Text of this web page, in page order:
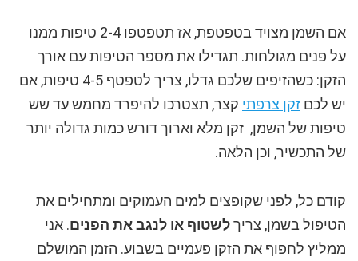
אם השמן מצויד בטפטפת, אז תטפטפו 2-4 טיפות ממנו
על פנים מגולחות. תגדילו את מספר הטיפות עם אורך
הזקן: כשהזיפים שלכם גדלו, צריך לטפטף 4-5 טיפות, אם
יש לכם זקן צרפתי קצר, תצטרכו להיפרד מחמש עד שש
טיפות של השמן, זקן מלא וארוך דורש כמות גדולה יותר
של התכשיר, וכן הלאה.
קודם כל, לפני שקופצים למים העמוקים ומתחילים את
הטיפול בשמן, צריךלשטוף או לנגב את הפנים. אני
ממליץ לחפוף את הזקן פעמיים בשבוע. הזמן המושלם